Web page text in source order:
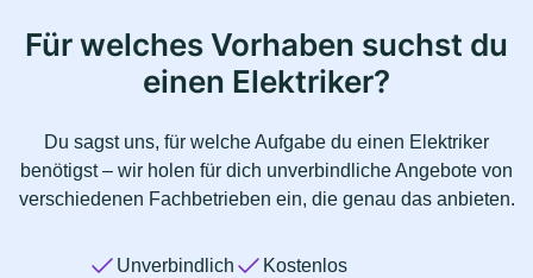
Für welches Vorhaben suchst du
einen Elektriker?
Du sagst uns, für welche Aufgabe du einen Elektriker
benötigst – wir holen für dich unverbindliche Angebote von
verschiedenen Fachbetrieben ein, die genau das anbieten.
Unverbindlich
Kostenlos